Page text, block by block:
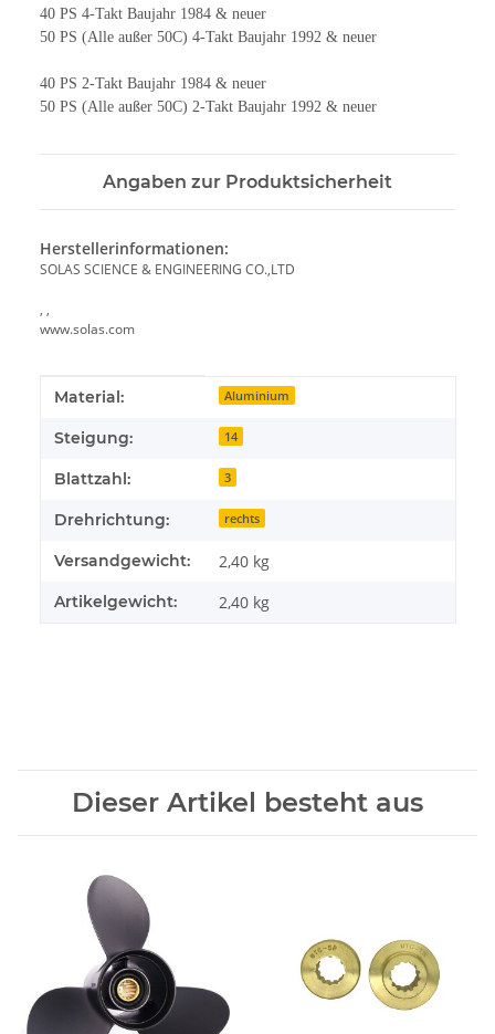
40 PS 4-Takt Baujahr 1984 & neuer
50 PS (Alle außer 50C) 4-Takt Baujahr 1992 & neuer
40 PS 2-Takt Baujahr 1984 & neuer
50 PS (Alle außer 50C) 2-Takt Baujahr 1992 & neuer
Angaben zur Produktsicherheit
Herstellerinformationen:
SOLAS SCIENCE & ENGINEERING CO.,LTD
, ,
www.solas.com
Produkteigenschaft
Wert
Material: Aluminium
Steigung: 14
Blattzahl: 3
Drehrichtung: rechts
Versandgewicht: 2,40 kg
Artikelgewicht: 2,40 kg
Dieser Artikel besteht aus